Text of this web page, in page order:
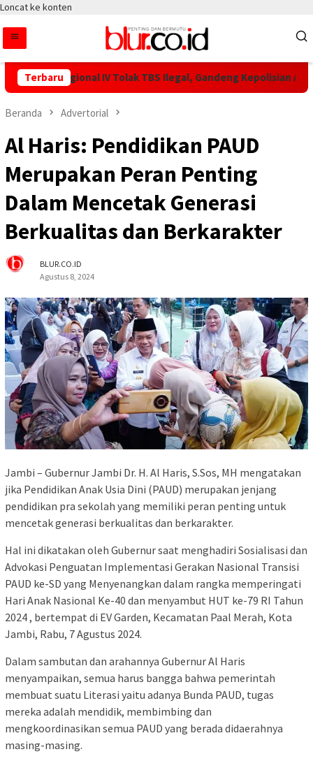
Loncat ke konten
Terbaru
IV Regional IV Tolak TBS Ilegal, Gandeng Kepolisian Amankan
Beranda Advertorial
Al Haris: Pendidikan PAUD
Merupakan Peran Penting
Dalam Mencetak Generasi
Berkualitas dan Berkarakter
BLUR.CO.ID
Agustus 8, 2024
Jambi – Gubernur Jambi Dr. H. Al Haris, S.Sos, MH mengatakan
jika Pendidikan Anak Usia Dini (PAUD) merupakan jenjang
pendidikan pra sekolah yang memiliki peran penting untuk
mencetak generasi berkualitas dan berkarakter.
Hal ini dikatakan oleh Gubernur saat menghadiri Sosialisasi dan
Advokasi Penguatan Implementasi Gerakan Nasional Transisi
PAUD ke-SD yang Menyenangkan dalam rangka memperingati
Hari Anak Nasional Ke-40 dan menyambut HUT ke-79 RI Tahun
2024 , bertempat di EV Garden, Kecamatan Paal Merah, Kota
Jambi, Rabu, 7 Agustus 2024.
Dalam sambutan dan arahannya Gubernur Al Haris
menyampaikan, semua harus bangga bahwa pemerintah
membuat suatu Literasi yaitu adanya Bunda PAUD, tugas
mereka adalah mendidik, membimbing dan
mengkoordinasikan semua PAUD yang berada didaerahnya
masing-masing.